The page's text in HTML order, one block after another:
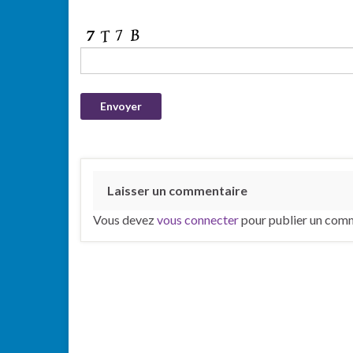
Laisser un commentaire
Vous devezvous connecterpour publier un